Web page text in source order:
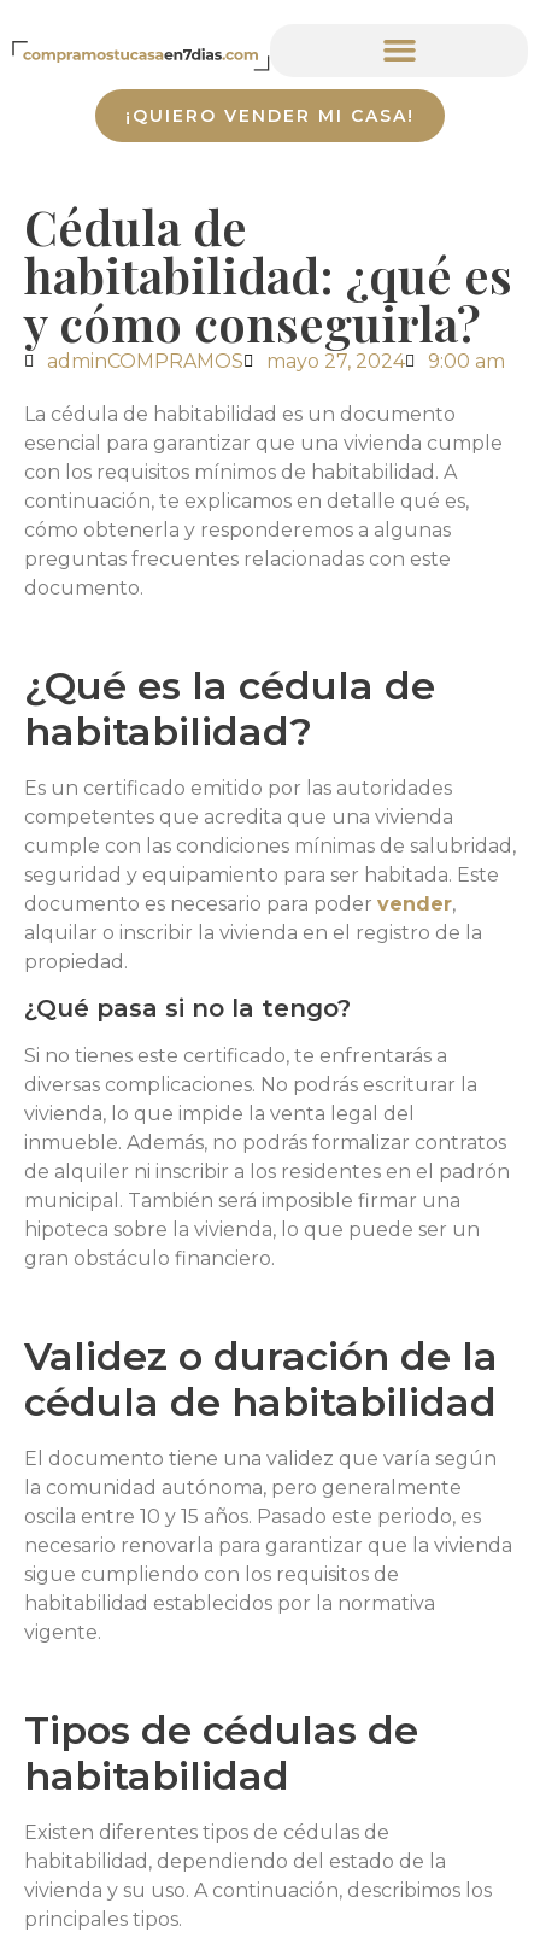
¡QUIERO VENDER MI CASA!
Cédula de
habitabilidad: ¿qué es
y cómo conseguirla?
adminCOMPRAMOS mayo 27, 2024 9:00 am
La cédula de habitabilidad es un documento
esencial para garantizar que una vivienda cumple
con los requisitos mínimos de habitabilidad. A
continuación, te explicamos en detalle qué es,
cómo obtenerla y responderemos a algunas
preguntas frecuentes relacionadas con este
documento.
¿Qué es la cédula de
habitabilidad?
Es un certificado emitido por las autoridades
competentes que acredita que una vivienda
cumple con las condiciones mínimas de salubridad,
seguridad y equipamiento para ser habitada. Este
documento es necesario para poder vender,
alquilar o inscribir la vivienda en el registro de la
propiedad.
¿Qué pasa si no la tengo?
Si no tienes este certificado, te enfrentarás a
diversas complicaciones. No podrás escriturar la
vivienda, lo que impide la venta legal del
inmueble. Además, no podrás formalizar contratos
de alquiler ni inscribir a los residentes en el padrón
municipal. También será imposible firmar una
hipoteca sobre la vivienda, lo que puede ser un
gran obstáculo financiero.
Validez o duración de la
cédula de habitabilidad
El documento tiene una validez que varía según
la comunidad autónoma, pero generalmente
oscila entre 10 y 15 años. Pasado este periodo, es
necesario renovarla para garantizar que la vivienda
sigue cumpliendo con los requisitos de
habitabilidad establecidos por la normativa
vigente.
Tipos de cédulas de
habitabilidad
Existen diferentes tipos de cédulas de
habitabilidad, dependiendo del estado de la
vivienda y su uso. A continuación, describimos los
principales tipos.